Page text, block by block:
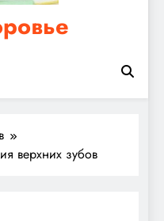
верхних зубов